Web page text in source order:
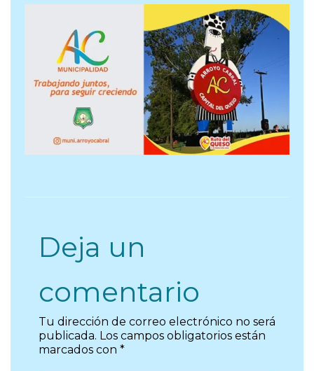
Deja un
comentario
Tu dirección de correo electrónico no será
publicada. Los campos obligatorios están
marcados con *